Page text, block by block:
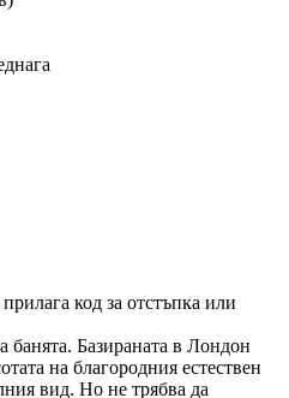
код за отстъпка или
банята. Базираната в Лондон
на благородния естествен
вид. Но не трябва да